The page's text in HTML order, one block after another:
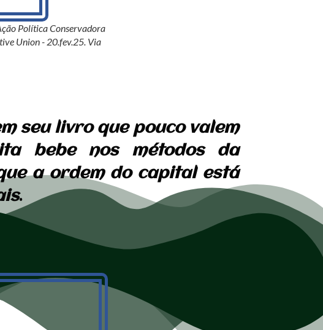
Política Conservadora
Union - 20.fev.25. Via
seu livro que pouco valem
bebe nos métodos da
a ordem do capital está
.